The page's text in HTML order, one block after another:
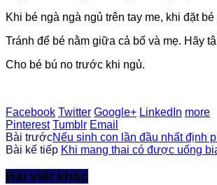
Khi bé ngà ngà ngủ trên tay me, khi đặt
Tránh để bé nằm giữa cả bố và mẹ. Hãy
Cho bé bú no trước khi ngủ.
Facebook Twitter Google+ LinkedIn more
Pinterest Tumblr Email
Bài trướcNếu sinh con lần đầu nhất định
Bài kế tiếp Khi mang thai có được uống
Bài viết khác